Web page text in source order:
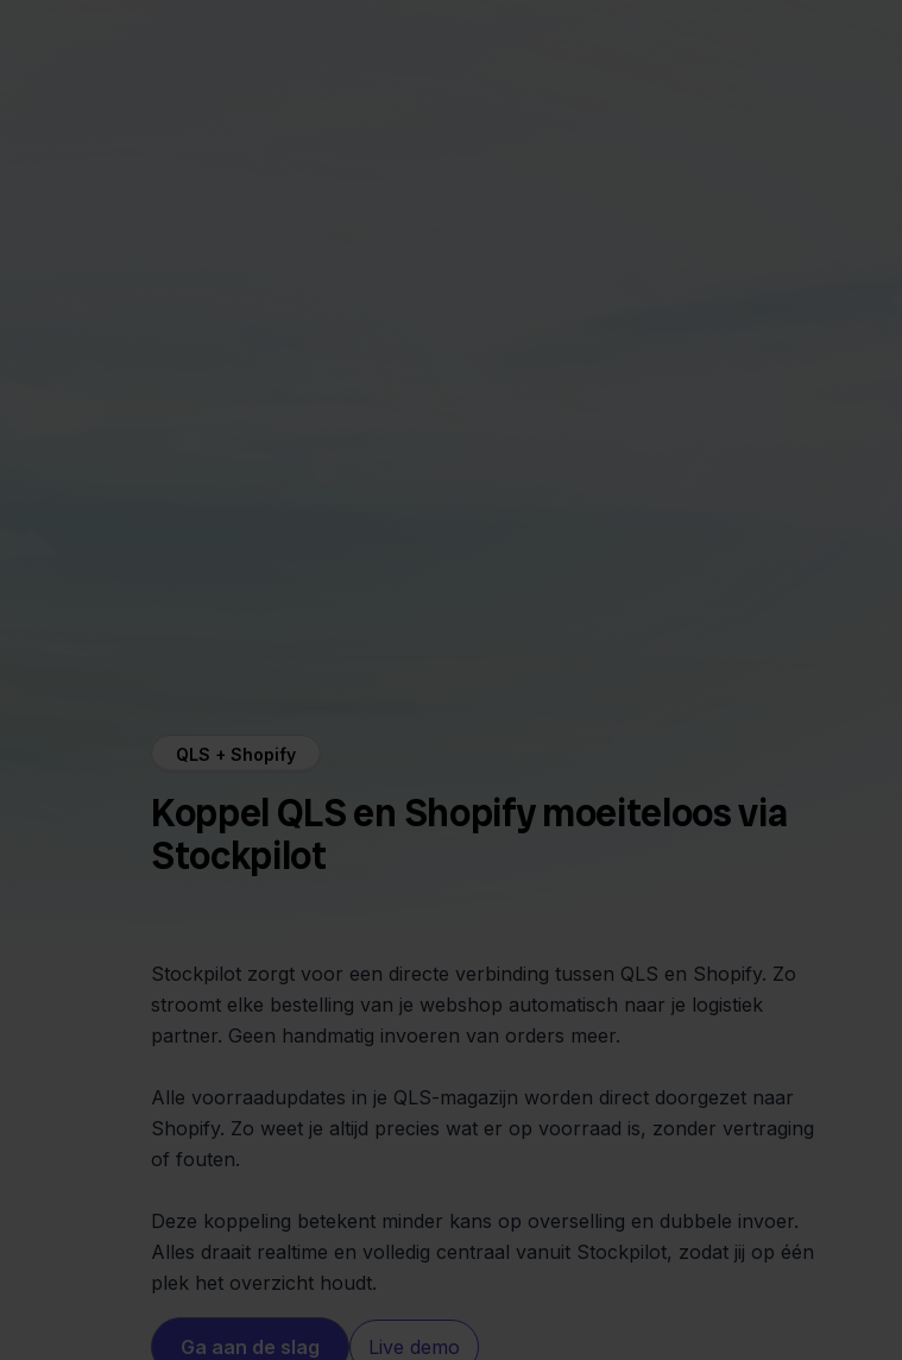
QLS + Shopify
Koppel QLS en Shopify moeiteloos via
Stockpilot
Stockpilot zorgt voor een directe verbinding tussen QLS en Shopify. Zo
stroomt elke bestelling van je webshop automatisch naar je logistiek
partner. Geen handmatig invoeren van orders meer.
Alle voorraadupdates in je QLS-magazijn worden direct doorgezet naar
Shopify. Zo weet je altijd precies wat er op voorraad is, zonder vertraging
of fouten.
Deze koppeling betekent minder kans op overselling en dubbele invoer.
Alles draait realtime en volledig centraal vanuit Stockpilot, zodat jij op één
plek het overzicht houdt.
Ga aan de slag Live demo